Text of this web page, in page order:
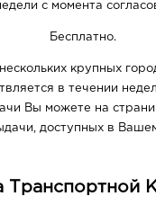
с момента
Бесплатно.
крупных
в течении
Вы можете на
доступных в
Транспортной